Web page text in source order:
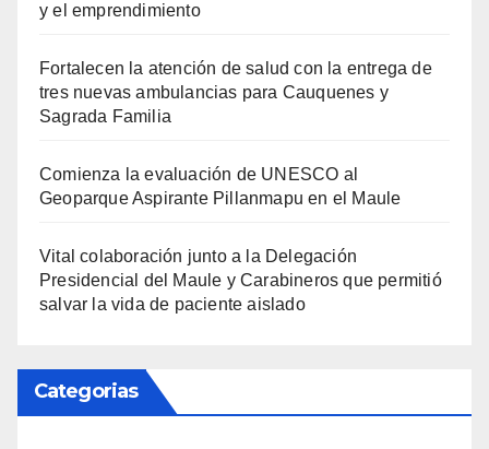
y el emprendimiento
Fortalecen la atención de salud con la entrega de
tres nuevas ambulancias para Cauquenes y
Sagrada Familia
Comienza la evaluación de UNESCO al
Geoparque Aspirante Pillanmapu en el Maule
Vital colaboración junto a la Delegación
Presidencial del Maule y Carabineros que permitió
salvar la vida de paciente aislado
Categorias